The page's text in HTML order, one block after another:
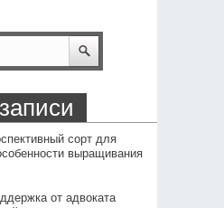
сорт для
выращивания
от адвоката